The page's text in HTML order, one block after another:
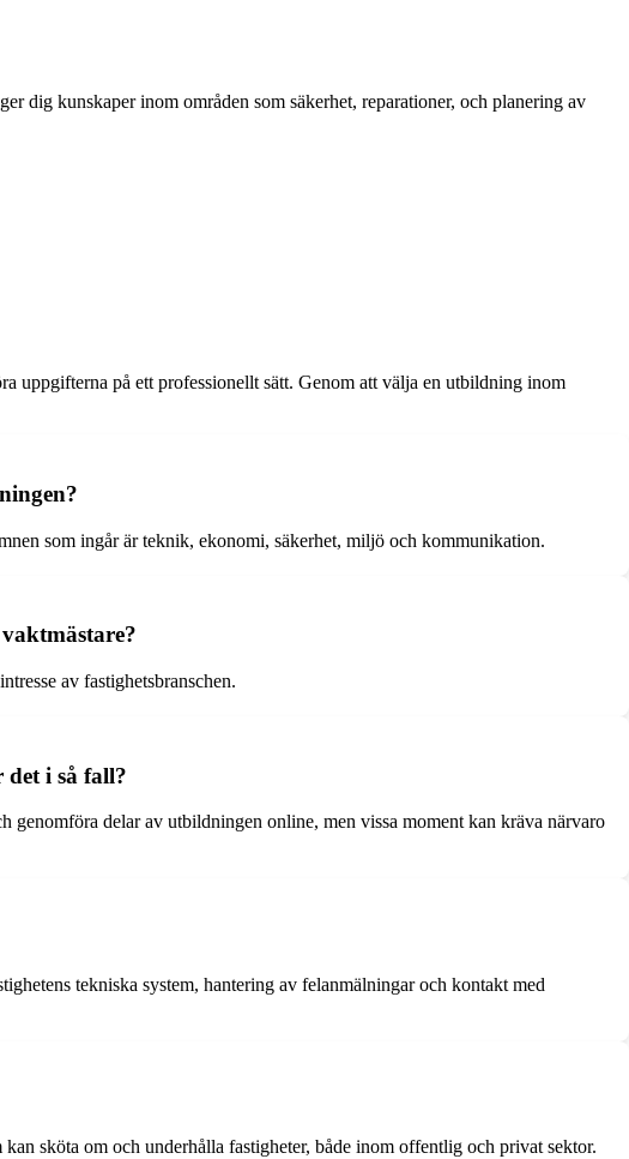
dig kunskaper inom områden som säkerhet, reparationer, och planering av
uppgifterna på ett professionellt sätt. Genom att välja en utbildning inom
som ingår är teknik, ekonomi, säkerhet, miljö och kommunikation.
av fastighetsbranschen.
det i så fall?
genomföra delar av utbildningen online, men vissa moment kan kräva närvaro
tekniska system, hantering av felanmälningar och kontakt med
sköta om och underhålla fastigheter, både inom offentlig och privat sektor.